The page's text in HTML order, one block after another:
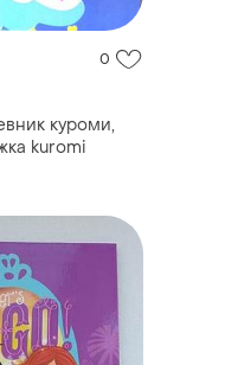
0
куроми,
kuromi